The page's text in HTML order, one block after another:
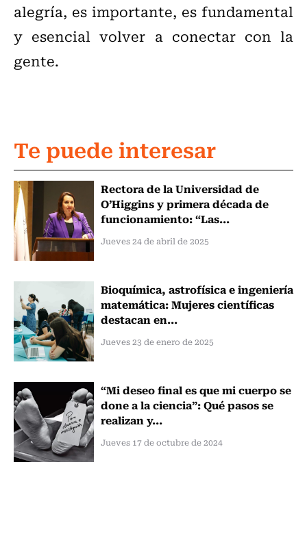
alegría, es importante, es fundamental
y esencial volver a conectar con la
gente.
Te puede interesar
Rectora de la Universidad de
O’Higgins y primera década de
funcionamiento: “Las...
Jueves 24 de abril de 2025
Bioquímica, astrofísica e ingeniería
matemática: Mujeres científicas
destacan en...
Jueves 23 de enero de 2025
“Mi deseo final es que mi cuerpo se
done a la ciencia”: Qué pasos se
realizan y...
Jueves 17 de octubre de 2024